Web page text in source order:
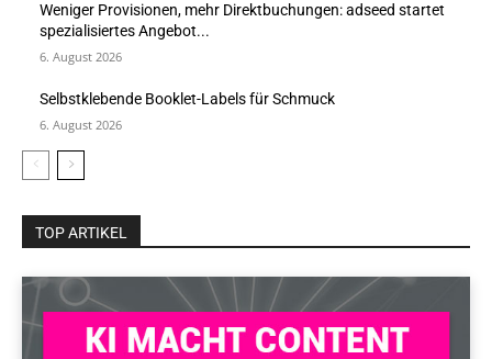
Weniger Provisionen, mehr Direktbuchungen: adseed startet
spezialisiertes Angebot...
6. August 2026
Selbstklebende Booklet-Labels für Schmuck
6. August 2026
TOP ARTIKEL